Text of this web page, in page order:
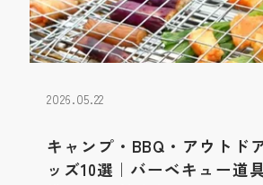
2026.05.22
キャンプ・BBQ・アウトド
ッズ10選｜バーベキュー道